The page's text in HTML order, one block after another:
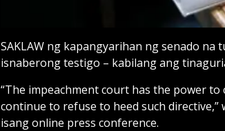
SAKLAW ng kapangyarihan ng senado
isnaberong testigo – kabilang ang
“The impeachment court has the power
continue to refuse to heed such directive,”
isang online press conference.